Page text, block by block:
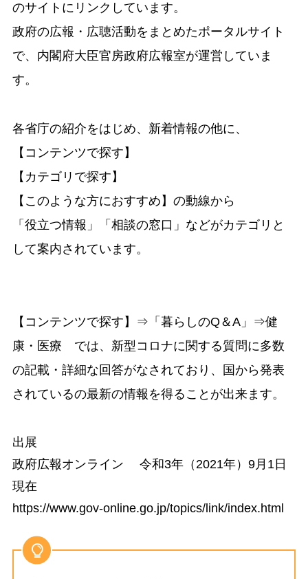
のサイトにリンクしています。
政府の広報・広聴活動をまとめたポータルサイト
で、内閣府大臣官房政府広報室が運営していま
す。
各省庁の紹介をはじめ、新着情報の他に、
【コンテンツで探す】
【カテゴリで探す】
【このような方におすすめ】の動線から
「役立つ情報」「相談の窓口」などがカテゴリと
して案内されています。
【コンテンツで探す】⇒「暮らしのQ＆A」⇒健
康・医療 では、新型コロナに関する質問に多数
の記載・詳細な回答がなされており、国から発表
されているの最新の情報を得ることが出来ます。
出展
政府広報オンライン 令和3年（2021年）9月1日
現在
https://www.gov-online.go.jp/topics/link/index.html